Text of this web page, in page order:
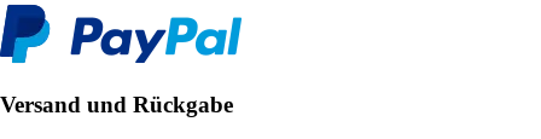
Versand und Rückgabe